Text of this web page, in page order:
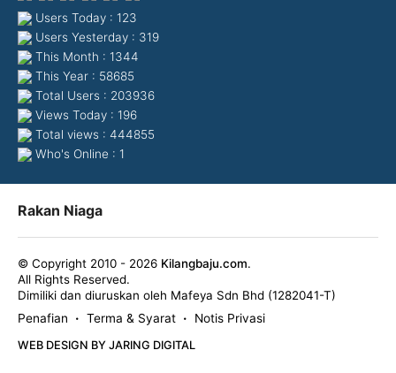
Users Today : 123
Users Yesterday : 319
This Month : 1344
This Year : 58685
Total Users : 203936
Views Today : 196
Total views : 444855
Who's Online : 1
Rakan Niaga
© Copyright 2010 - 2026 Kilangbaju.com.
All Rights Reserved.
Dimiliki dan diuruskan oleh Mafeya Sdn Bhd (1282041-T)
Penafian
• Terma & Syarat • Notis Privasi
WEB DESIGN BY JARING DIGITAL